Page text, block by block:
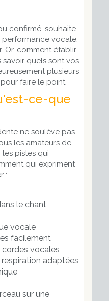
confirmé, souhaite
vocale,
Or, comment établir
savoir quels sont vos
plusieurs
faire le point.
ce-que
ne soulève pas
les amateurs de
pistes qui
qui expriment
:
le chant
vocale
facilement
cordes vocales
adaptées
sur une